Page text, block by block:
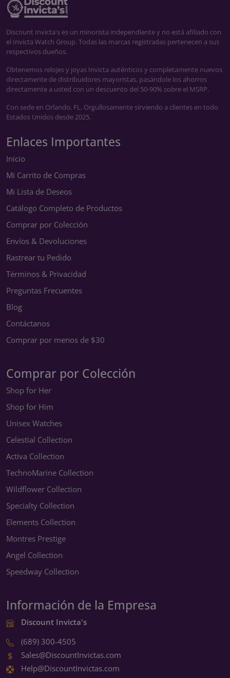
Discount Invicta's es un minorista independiente y no está afiliado con
el Invicta Watch Group. Todas las marcas registradas pertenecen a sus
respectivos dueños.
Obtenemos relojes y joyas Invicta auténticos y completamente nuevos
directamente de distribuidores mayoristas, pasándole los ahorros
directamente a usted con un descuento del 50-90% sobre el MSRP.
Con sede en Orlando, FL. Orgullosamente sirviendo a clientes en todo
Estados Unidos desde 2025.
Enlaces Importantes
Inicio
Mi Carrito de Compras
Mi Lista de Deseos
Catálogo Completo de Productos
Comprar por Colección
Envíos & Devoluciones
Rastrear tu Pedido
Términos & Privacidad
Preguntas Frecuentes
Blog
Contáctanos
Comprar por menos de $30
Comprar por Colección
Shop for Her
Shop for Him
Unisex Watches
Celestial Collection
Activa Collection
TechnoMarine Collection
Wildflower Collection
Specialty Collection
Elements Collection
Montres Prestige
Angel Collection
Speedway Collection
Información de la Empresa
Discount Invicta's
(689) 300-4505
Sales@DiscountInvictas.com
Help@DiscountInvictas.com